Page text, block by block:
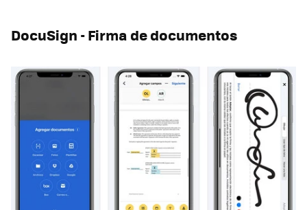
DocuSign - Firma de documentos